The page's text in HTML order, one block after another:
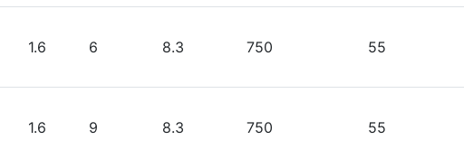
1.6 6 8.3 750 55
1.6 9 8.3 750 55